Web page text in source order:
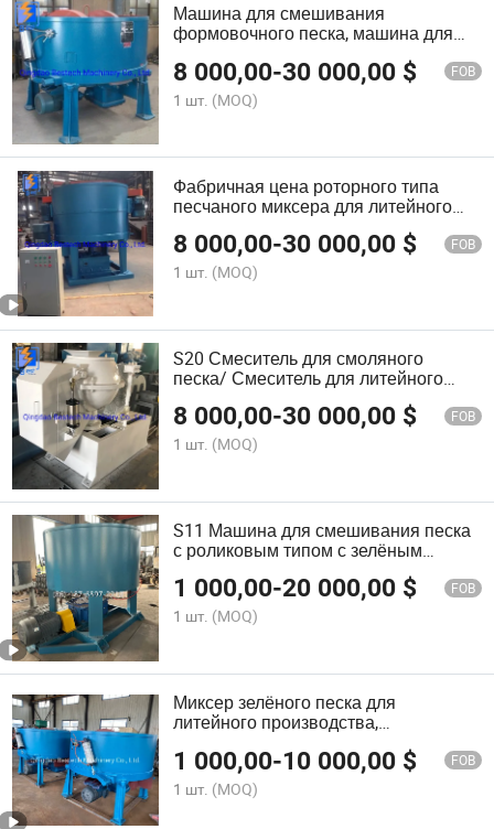
Машина для смешивания
формовочного песка, машина для
8 000,00-30 000,00 $ FOB
1 шт. (MOQ)
Фабричная цена роторного типа
песчаного миксера для литейного
8 000,00-30 000,00 $ FOB
1 шт. (MOQ)
S20 Смеситель для смоляного
песка/ Смеситель для литейного
8 000,00-30 000,00 $ FOB
1 шт. (MOQ)
S11 Машина для смешивания песка
с роликовым типом с зелёным
1 000,00-20 000,00 $ FOB
1 шт. (MOQ)
Миксер зелёного песка для
литейного производства,
литейного литья
1 000,00-10 000,00 $ FOB
1 шт. (MOQ)